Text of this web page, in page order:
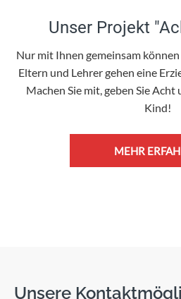
Unser Projekt
Nur mit Ihnen gemeinsam
Eltern und Lehrer gehen eine
Machen Sie mit, geben Sie Acht
Kind!
MEHR
Unsere